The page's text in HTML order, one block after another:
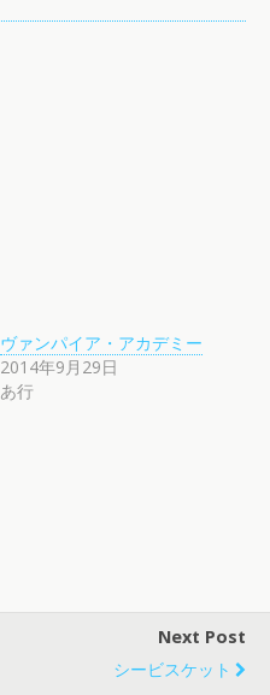
ヴァンパイア・アカデミー
2014年9月29日
あ行
Next Post
シービスケット